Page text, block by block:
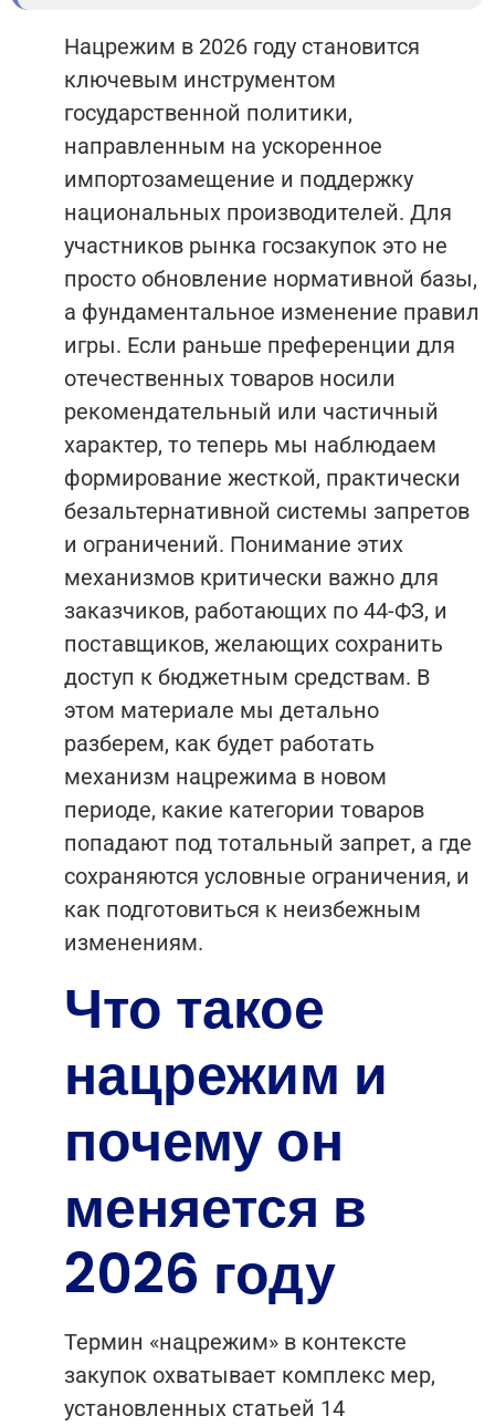
Нацрежим в 2026 году становится
ключевым инструментом
государственной политики,
направленным на ускоренное
импортозамещение и поддержку
национальных производителей. Для
участников рынка госзакупок это не
просто обновление нормативной базы,
а фундаментальное изменение правил
игры. Если раньше преференции для
отечественных товаров носили
рекомендательный или частичный
характер, то теперь мы наблюдаем
формирование жесткой, практически
безальтернативной системы запретов
и ограничений. Понимание этих
механизмов критически важно для
заказчиков, работающих по 44-ФЗ, и
поставщиков, желающих сохранить
доступ к бюджетным средствам. В
этом материале мы детально
разберем, как будет работать
механизм нацрежима в новом
периоде, какие категории товаров
попадают под тотальный запрет, а где
сохраняются условные ограничения, и
как подготовиться к неизбежным
изменениям.
Что такое
нацрежим и
почему он
меняется в
2026 году
Термин «нацрежим» в контексте
закупок охватывает комплекс мер,
установленных статьей 14